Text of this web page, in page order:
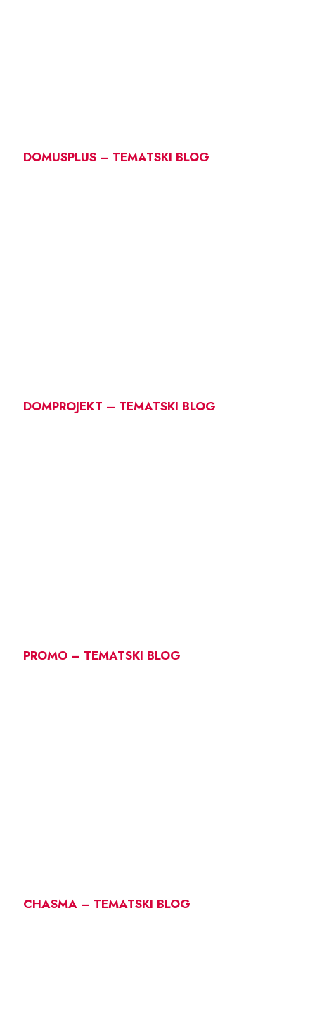
DOMUSPLUS – TEMATSKI BLOG
DOMPROJEKT – TEMATSKI BLOG
PROMO – TEMATSKI BLOG
CHASMA – TEMATSKI BLOG